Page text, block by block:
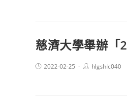
慈濟大學舉辦
Post2022-02-25
Posthlgshlc040